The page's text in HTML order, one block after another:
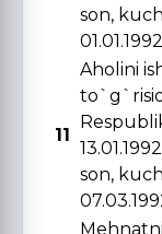
son,
11
Aholini
son,